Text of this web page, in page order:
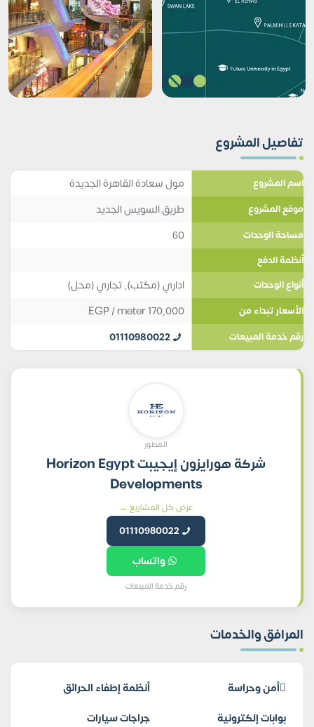
تفاصيل المشروع
اسم المشروع مول سعادة القاهرة الجديدة
موقع المشروع طريق السويس الجديد
مساحة الوحدات 60
أنظمة الدفع
أنواع الوحدات
اداري (مكتب),تجاري (محل)
الأسعار تبداء من 170,000
EGP/ meter
رقم خدمة المبيعات 01110980022
المطور
شركة هورايزون إيجيبت Horizon Egypt
Developments
عرض كل المشاريع →
01110980022
واتساب
رقم خدمة المبيعات
المرافق والخدمات
أمن وحراسة
أنظمة إطفاء الحرائق
بوابات إلكترونية
جراجات سيارات